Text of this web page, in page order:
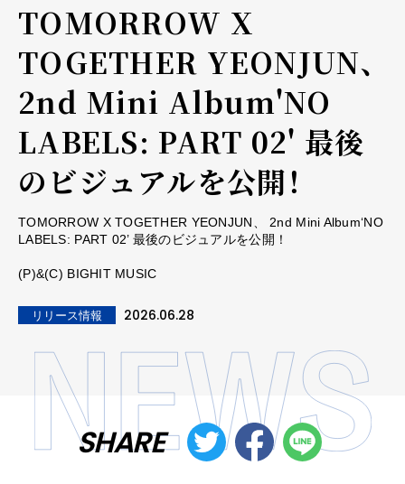
TOMORROW X
TOGETHER YEONJUN、
2nd Mini Album'NO
LABELS: PART 02' 最後
のビジュアルを公開！
TOMORROW X TOGETHER YEONJUN、 2nd Mini Album‘NO
LABELS: PART 02’ 最後のビジュアルを公開！
(P)&(C) BIGHIT MUSIC
リリース情報 2026.06.28
SHARE